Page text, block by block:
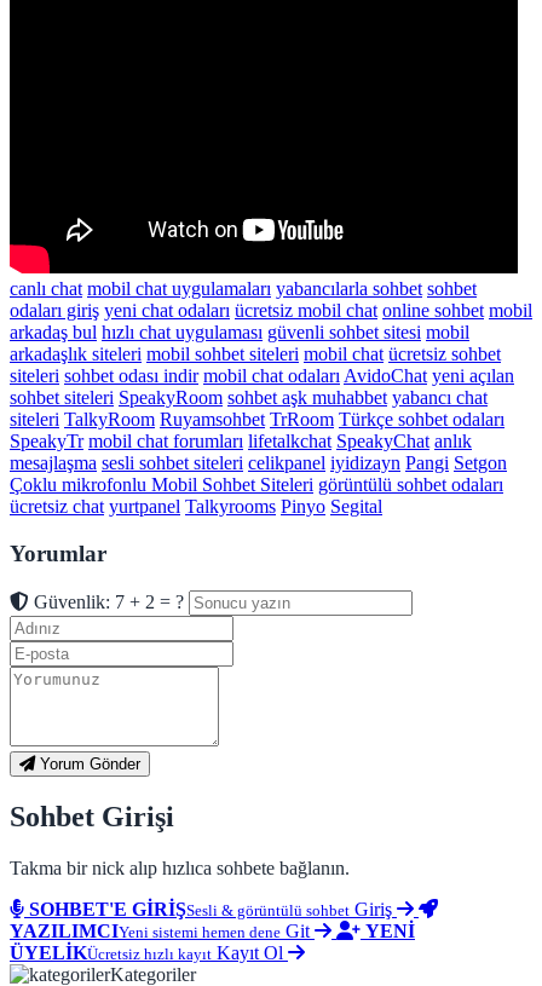
canlı chat mobil chat uygulamaları yabancılarla sohbet sohbet
odaları giriş yeni chat odaları ücretsiz mobil chat online sohbet mobil
arkadaş bul hızlı chat uygulaması güvenli sohbet sitesi mobil
arkadaşlık siteleri mobil sohbet siteleri mobil chat ücretsiz sohbet
siteleri sohbet odası indir mobil chat odaları AvidoChat yeni açılan
sohbet siteleri SpeakyRoom sohbet aşk muhabbet yabancı chat
siteleri TalkyRoom Ruyamsohbet TrRoom Türkçe sohbet odaları
SpeakyTr mobil chat forumları lifetalkchat SpeakyChat anlık
mesajlaşma sesli sohbet siteleri celikpanel iyidizayn Pangi Setgon
Çoklu mikrofonlu Mobil Sohbet Siteleri görüntülü sohbet odaları
ücretsiz chat yurtpanel Talkyrooms Pinyo Segital
Yorumlar
Güvenlik: 7 + 2 = ?
Yorum Gönder
Sohbet Girişi
Takma bir nick alıp hızlıca sohbete bağlanın.
SOHBET'E GİRİŞSesli & görüntülü sohbet Giriş
YAZILIMCIYeni sistemi hemen dene Git
YENİ
ÜYELİKÜcretsiz hızlı kayıt Kayıt Ol
Kategoriler